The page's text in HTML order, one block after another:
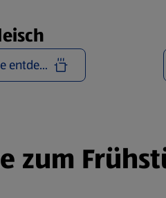
Rezepte entdecken
zum